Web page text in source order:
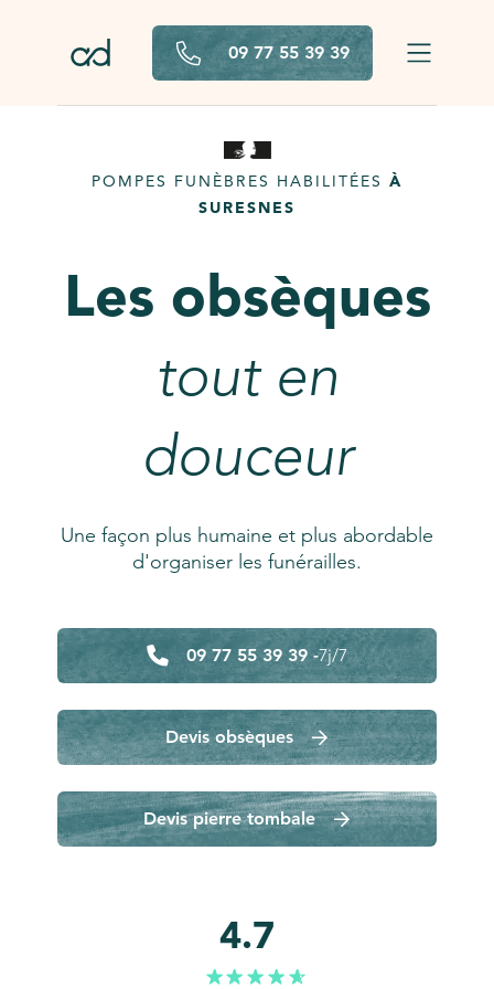
09 77 55 39 39
POMPES FUNÈBRES HABILITÉES À
SURESNES
Les obsèques
tout en
douceur
Une façon plus humaine et plus abordable
d'organiser les funérailles.
09 77 55 39 39 -7j/7
Devis obsèques
Devis pierre tombale
4.7